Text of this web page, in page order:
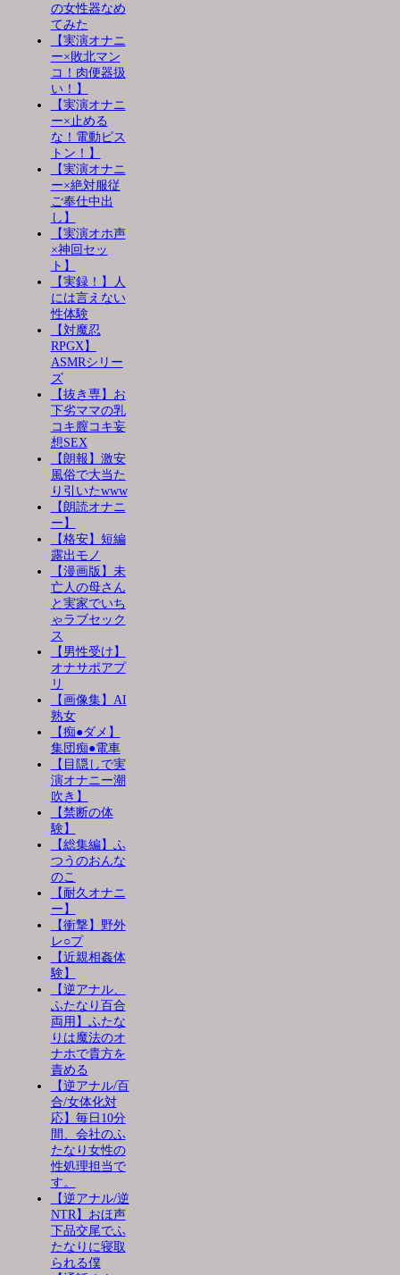
の女性器なめ
てみた
【実演オナニ
ー×敗北マン
コ！肉便器扱
い！】
【実演オナニ
ー×止める
な！電動ピス
トン！】
【実演オナニ
ー×絶対服従
ご奉仕中出
し】
【実演オホ声
×神回セッ
ト】
【実録！】人
には言えない
性体験
【対魔忍
RPGX】
ASMRシリー
ズ
【抜き専】お
下劣ママの乳
コキ膣コキ妄
想SEX
【朗報】激安
風俗で大当た
り引いたwww
【朗読オナニ
ー】
【格安】短編
露出モノ
【漫画版】未
亡人の母さん
と実家でいち
ゃラブセック
ス
【男性受け】
オナサポアプ
リ
【画像集】AI
熟女
【痴●ダメ】
集団痴●電車
【目隠しで実
演オナニー潮
吹き】
【禁断の体
験】
【総集編】ふ
つうのおんな
のこ
【耐久オナニ
ー】
【衝撃】野外
レ○プ
【近親相姦体
験】
【逆アナル、
ふたなり百合
両用】ふたな
りは魔法のオ
ナホで貴方を
責める
【逆アナル/百
合/女体化対
応】毎日10分
間、会社のふ
たなり女性の
性処理担当で
す。
【逆アナル/逆
NTR】おほ声
下品交尾でふ
たなりに寝取
られる僕